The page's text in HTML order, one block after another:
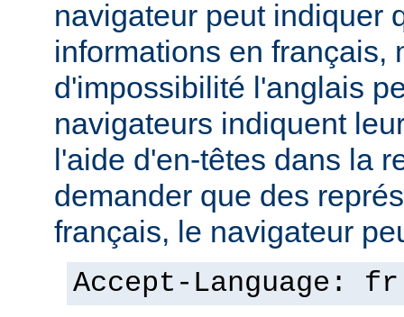
navigateur peut indiquer
informations en français,
d'impossibilité l'anglais
navigateurs indiquent
l'aide d'en-têtes dans la
demander que des
français, le navigateur
Accept-Language: fr